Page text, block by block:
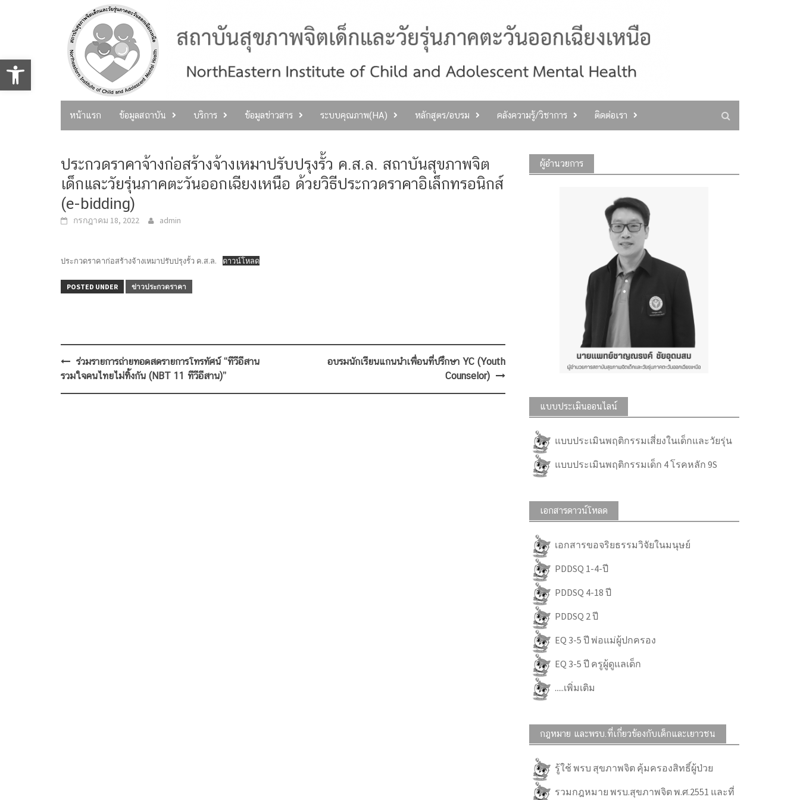
Open toolbar
หน้าแรก ข้อมูลสถาบัน บริการ ข้อมูลข่าวสาร ระบบคุณภาพ(HA) หลักสูตร/อบรม คลังความรู้/วิชาการ ติดต่อเรา
ประกวดราคาจ้างก่อสร้างจ้างเหมาปรับปรุงรั้ว ค.ส.ล. สถาบันสุขภาพจิต
เด็กและวัยรุ่นภาคตะวันออกเฉียงเหนือ ด้วยวิธีประกวดราคาอิเล็กทรอนิกส์
(e-bidding)
กรกฎาคม 18, 2022 admin
ประกวดราคาก่อสร้างจ้างเหมาปรับปรุงรั้ว ค.ส.ล. ดาวน์โหลด
POSTED UNDER ข่าวประกวดราคา
Post
navigation
ร่วมรายการถ่ายทอดสดรายการโทรทัศน์ “ทีวีอีสาน
รวมใจคนไทยไม่ทิ้งกัน (NBT 11 ทีวีอีสาน)”
อบรมนักเรียนแกนนำเพื่อนที่ปรึกษา YC (Youth
Counselor)
ผู้อำนวยการ
แบบประเมินออนไลน์
แบบประเมินพฤติกรรมเสี่ยงในเด็กและวัยรุ่น
แบบประเมินพฤติกรรมเด็ก 4 โรคหลัก 9S
เอกสารดาวน์โหลด
เอกสารขอจริยธรรมวิจัยในมนุษย์
PDDSQ 1-4-ปี
PDDSQ 4-18 ปี
PDDSQ 2 ปี
EQ 3-5 ปี พ่อแม่ผู้ปกครอง
EQ 3-5 ปี ครูผู้ดูแลเด็ก
.....เพิ่มเติม
กฎหมาย และพรบ.ที่เกี่ยวข้องกับเด็กและเยาวชน
รู้ใช้ พรบ สุขภาพจิต คุ้มครองสิทธิ์ผู้ป่วย
รวมกฎหมาย พรบ.สุขภาพจิต พ.ศ.2551 และที่